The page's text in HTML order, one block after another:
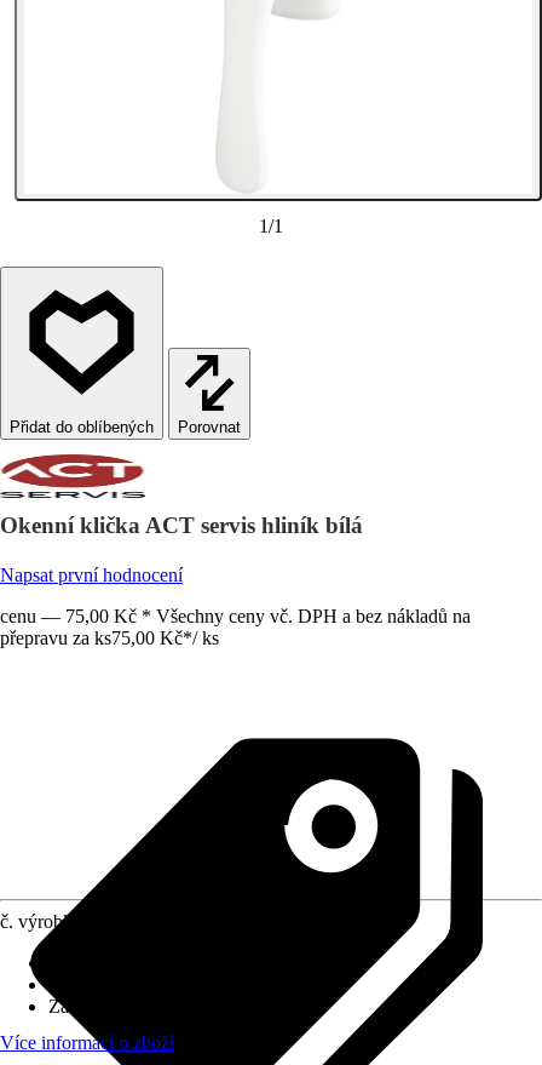
1/1
Porovnat
Okenní klička ACT servis hliník bílá
Napsat první hodnocení
cenu — 75,00 Kč * Všechny ceny vč. DPH a bez nákladů na
přepravu za ks75,00 Kč*/ ks
č. výrobku
Základní barva
Více informací o zboží